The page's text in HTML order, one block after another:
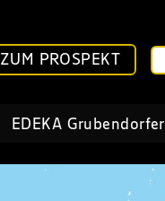
ZUM PROSPEKT
EDEKA Grubendorfer